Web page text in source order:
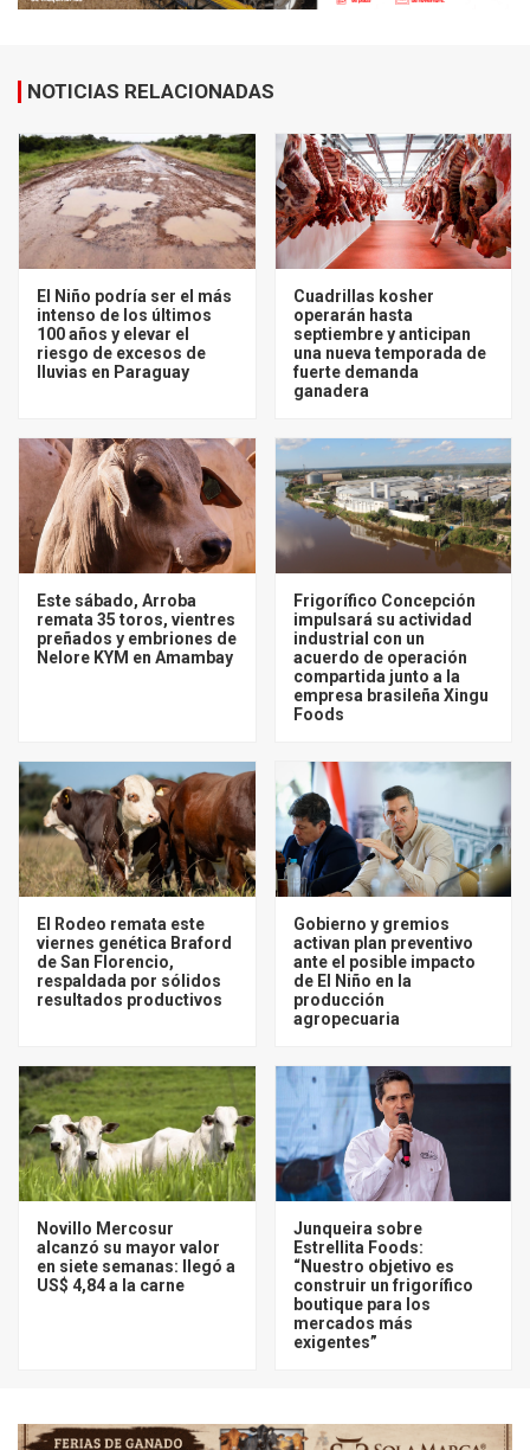
NOTICIAS RELACIONADAS
El Niño podría ser el más
intenso de los últimos
100 años y elevar el
riesgo de excesos de
lluvias en Paraguay
Cuadrillas kosher
operarán hasta
septiembre y anticipan
una nueva temporada de
fuerte demanda
ganadera
Este sábado, Arroba
remata 35 toros, vientres
preñados y embriones de
Nelore KYM en Amambay
Frigorífico Concepción
impulsará su actividad
industrial con un
acuerdo de operación
compartida junto a la
empresa brasileña Xingu
Foods
El Rodeo remata este
viernes genética Braford
de San Florencio,
respaldada por sólidos
resultados productivos
Gobierno y gremios
activan plan preventivo
ante el posible impacto
de El Niño en la
producción
agropecuaria
Novillo Mercosur
alcanzó su mayor valor
en siete semanas: llegó a
US$ 4,84 a la carne
Junqueira sobre
Estrellita Foods:
“Nuestro objetivo es
construir un frigorífico
boutique para los
mercados más
exigentes”